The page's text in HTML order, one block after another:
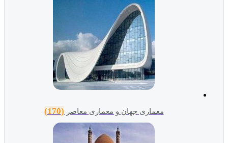
معماری جهان و معماری معاصر(170)